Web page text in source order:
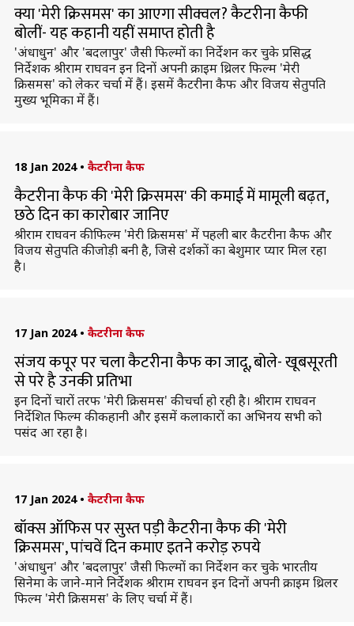
क्या 'मेरी क्रिसमस' का आएगा सीक्वल? कैटरीना कैफी
बोलीं- यह कहानी यहीं समाप्त होती है
'अंधाधुन' और 'बदलापुर' जैसी फिल्मों का निर्देशन कर चुके प्रसिद्ध
निर्देशक श्रीराम राघवन इन दिनों अपनी क्राइम थ्रिलर फिल्म 'मेरी
क्रिसमस' को लेकर चर्चा में हैं। इसमें कैटरीना कैफ और विजय सेतुपति
मुख्य भूमिका में हैं।
18 Jan 2024 • कैटरीना कैफ
कैटरीना कैफ की 'मेरी क्रिसमस' की कमाई में मामूली बढ़त,
छठे दिन का कारोबार जानिए
श्रीराम राघवन की फिल्म 'मेरी क्रिसमस' में पहली बार कैटरीना कैफ और
विजय सेतुपति की जोड़ी बनी है, जिसे दर्शकों का बेशुमार प्यार मिल रहा
है।
17 Jan 2024 • कैटरीना कैफ
संजय कपूर पर चला कैटरीना कैफ का जादू, बोले- खूबसूरती
से परे है उनकी प्रतिभा
इन दिनों चारों तरफ 'मेरी क्रिसमस' की चर्चा हो रही है। श्रीराम राघवन
निर्देशित फिल्म की कहानी और इसमें कलाकारों का अभिनय सभी को
पसंद आ रहा है।
17 Jan 2024 • कैटरीना कैफ
बॉक्स ऑफिस पर सुस्त पड़ी कैटरीना कैफ की 'मेरी
क्रिसमस', पांचवें दिन कमाए इतने करोड़ रुपये
'अंधाधुन' और 'बदलापुर' जैसी फिल्मों का निर्देशन कर चुके भारतीय
सिनेमा के जाने-माने निर्देशक श्रीराम राघवन इन दिनों अपनी क्राइम थ्रिलर
फिल्म 'मेरी क्रिसमस' के लिए चर्चा में हैं।